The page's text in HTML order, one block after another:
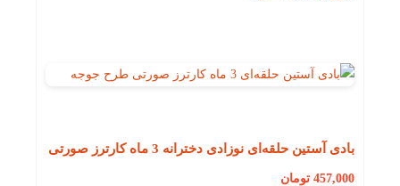
بادی آستین حلقه‌ای نوزادی دخترانه 3 ماه کارترز صورتی
457,000 تومان